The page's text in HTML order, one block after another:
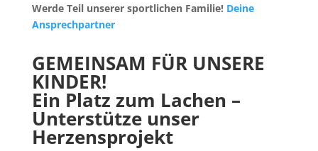
Werde Teil unserer sportlichen Familie! Deine
Ansprechpartner
GEMEINSAM FÜR UNSERE
KINDER!
Ein Platz zum Lachen –
Unterstütze unser
Herzensprojekt